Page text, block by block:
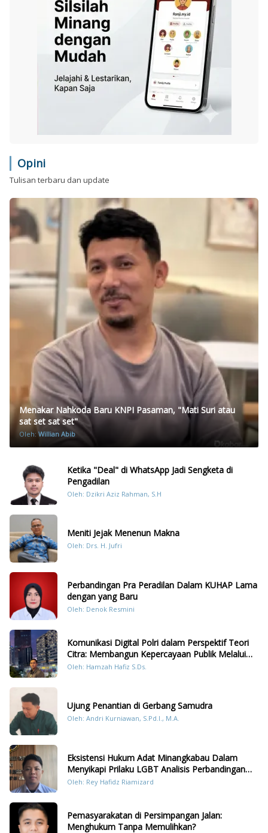
Opini
Tulisan terbaru dan update
Menakar Nahkoda Baru KNPI Pasaman, "Mati Suri atau
sat set sat set"
Oleh:Willian Abib
Ketika "Deal" di WhatsApp Jadi Sengketa di
Pengadilan
Oleh: Dzikri Aziz Rahman, S.H
Meniti Jejak Menenun Makna
Oleh: Drs. H. Jufri
Perbandingan Pra Peradilan Dalam KUHAP Lama
dengan yang Baru
Oleh: Denok Resmini
Komunikasi Digital Polri dalam Perspektif Teori
Citra: Membangun Kepercayaan Publik Melalui
Konten Humanis Kesiapsiagaan Bencana di
Oleh: Hamzah Hafiz S.Ds.
Ujung Penantian di Gerbang Samudra
Oleh: Andri Kurniawan, S.Pd.I., M.A.
Eksistensi Hukum Adat Minangkabau Dalam
Menyikapi Prilaku LGBT Analisis Perbandingan
Dengan Hukum Pidana
Oleh: Rey Hafidz Riamizard
Pemasyarakatan di Persimpangan Jalan:
Menghukum Tanpa Memulihkan?